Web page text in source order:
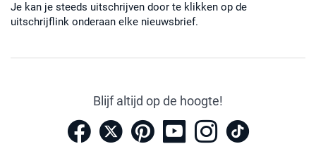
Je kan je steeds uitschrijven door te klikken op de
uitschrijflink onderaan elke nieuwsbrief.
Blijf altijd op de hoogte!